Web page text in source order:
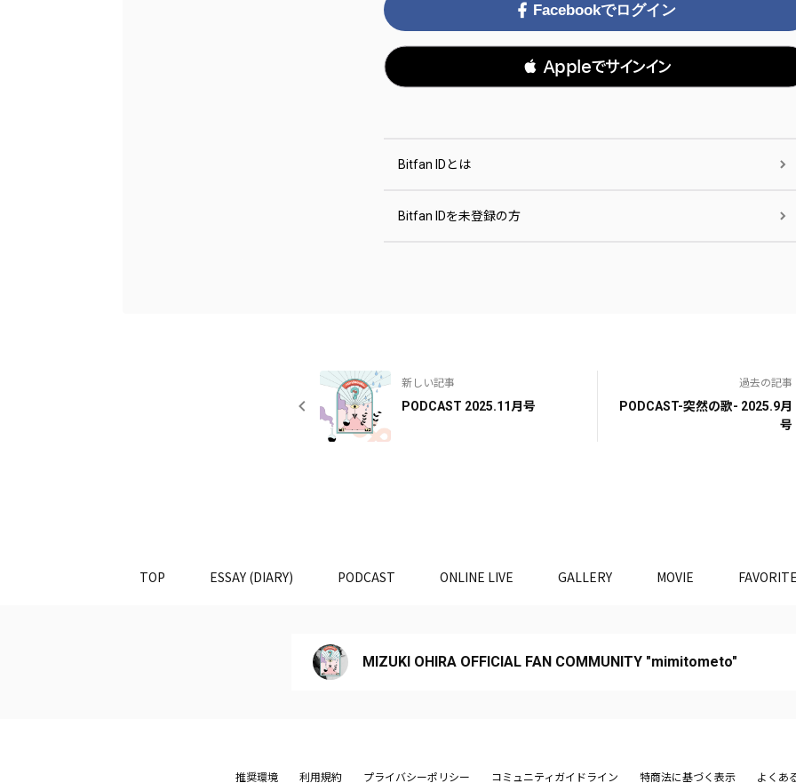
Facebookでログイン
 Appleでサインイン
Bitfan IDとは
Bitfan IDを未登録の方
新しい記事
PODCAST 2025.11月号
過去の記事
PODCAST-突然の歌- 2025.9月
号
TOP ESSAY (DIARY) PODCAST ONLINE LIVE GALLERY MOVIE
MIZUKI OHIRA OFFICIAL FAN COMMUNITY "mimitometo"
推奨環境 利用規約 プライバシーポリシー コミュニティガイドライン 特商法に基づく表示 よくあ